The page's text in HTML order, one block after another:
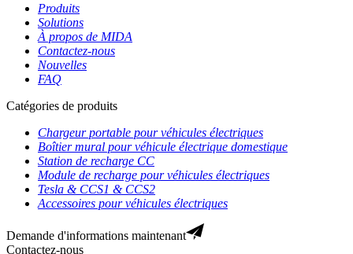
Produits
Solutions
À propos de MIDA
Contactez-nous
Nouvelles
FAQ
Catégories de produits
Chargeur portable pour véhicules électriques
Boîtier mural pour véhicule électrique domestique
Station de recharge CC
Module de recharge pour véhicules électriques
Tesla & CCS1 & CCS2
Accessoires pour véhicules électriques
Demande d'informations maintenant
Contactez-nous